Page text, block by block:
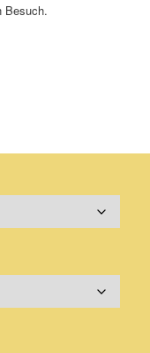
Besuch.